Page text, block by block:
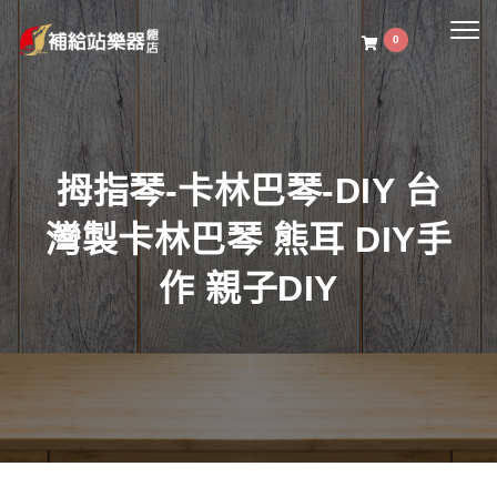
0
拇指琴-卡林巴琴-DIY 台
灣製卡林巴琴 熊耳 DIY手
作 親子DIY